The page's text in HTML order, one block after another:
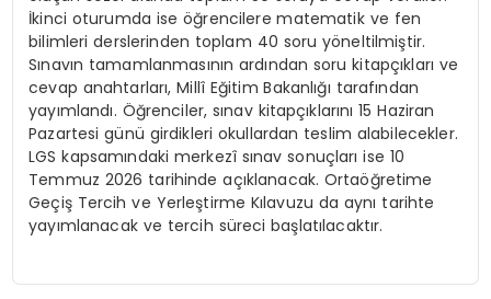
İkinci oturumda ise öğrencilere matematik ve fen
bilimleri derslerinden toplam 40 soru yöneltilmiştir.
Sınavın tamamlanmasının ardından soru kitapçıkları ve
cevap anahtarları, Millî Eğitim Bakanlığı tarafından
yayımlandı. Öğrenciler, sınav kitapçıklarını 15 Haziran
Pazartesi günü girdikleri okullardan teslim alabilecekler.
LGS kapsamındaki merkezî sınav sonuçları ise 10
Temmuz 2026 tarihinde açıklanacak. Ortaöğretime
Geçiş Tercih ve Yerleştirme Kılavuzu da aynı tarihte
yayımlanacak ve tercih süreci başlatılacaktır.